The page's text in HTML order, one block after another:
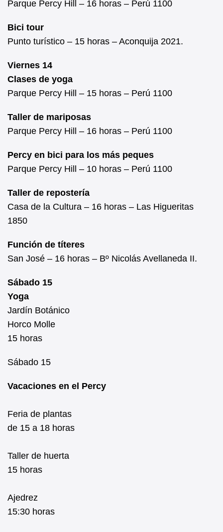
Parque Percy Hill – 16 horas – Perú 1100
Bici tour
Punto turístico – 15 horas – Aconquija 2021.
Viernes 14
Clases de yoga
Parque Percy Hill – 15 horas – Perú 1100
Taller de mariposas
Parque Percy Hill – 16 horas – Perú 1100
Percy en bici para los más peques
Parque Percy Hill – 10 horas – Perú 1100
Taller de repostería
Casa de la Cultura – 16 horas – Las Higueritas
1850
Función de títeres
San José – 16 horas – Bº Nicolás Avellaneda II.
Sábado 15
Yoga
Jardín Botánico
Horco Molle
15 horas
Sábado 15
Vacaciones en el Percy
Feria de plantas
de 15 a 18 horas
Taller de huerta
15 horas
Ajedrez
15:30 horas